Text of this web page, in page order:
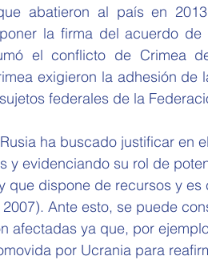
abatieron al país en
la firma del acuerdo
el conflicto de Crimea
exigieron la adhesión de
federales de la
ha buscado justificar en
y evidenciando su rol de
que dispone de recursos y
Ante esto, se puede
afectadas ya que, por
por Ucrania para